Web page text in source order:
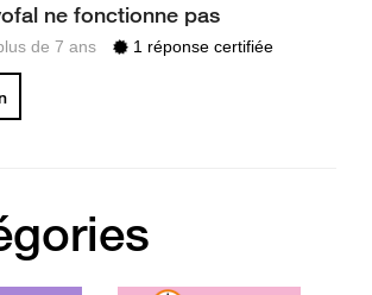
ne fonctionne pas
de 7 ans 1 réponse certifiée